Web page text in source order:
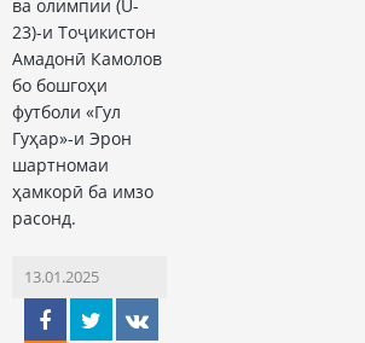
ва олимпии (U-
23)-и Тоҷикистон
Амадонӣ Камолов
бо бошгоҳи
футболи «Гул
Гуҳар»-и Эрон
шартномаи
ҳамкорӣ ба имзо
расонд.
13.01.2025